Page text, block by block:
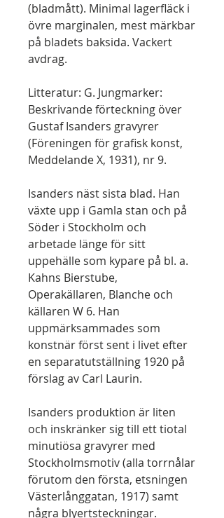
(bladmått). Minimal lagerfläck i
övre marginalen, mest märkbar
på bladets baksida. Vackert
avdrag.
Litteratur: G. Jungmarker:
Beskrivande förteckning över
Gustaf Isanders gravyrer
(Föreningen för grafisk konst,
Meddelande X, 1931), nr 9.
Isanders näst sista blad. Han
växte upp i Gamla stan och på
Söder i Stockholm och
arbetade länge för sitt
uppehälle som kypare på bl. a.
Kahns Bierstube,
Operakällaren, Blanche och
källaren W 6. Han
uppmärksammades som
konstnär först sent i livet efter
en separatutställning 1920 på
förslag av Carl Laurin.
Isanders produktion är liten
och inskränker sig till ett tiotal
minutiösa gravyrer med
Stockholmsmotiv (alla torrnålar
förutom den första, etsningen
Västerlånggatan, 1917) samt
några blyertsteckningar.